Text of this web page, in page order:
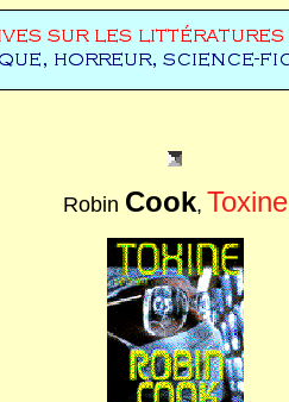
Robin Cook, Toxine